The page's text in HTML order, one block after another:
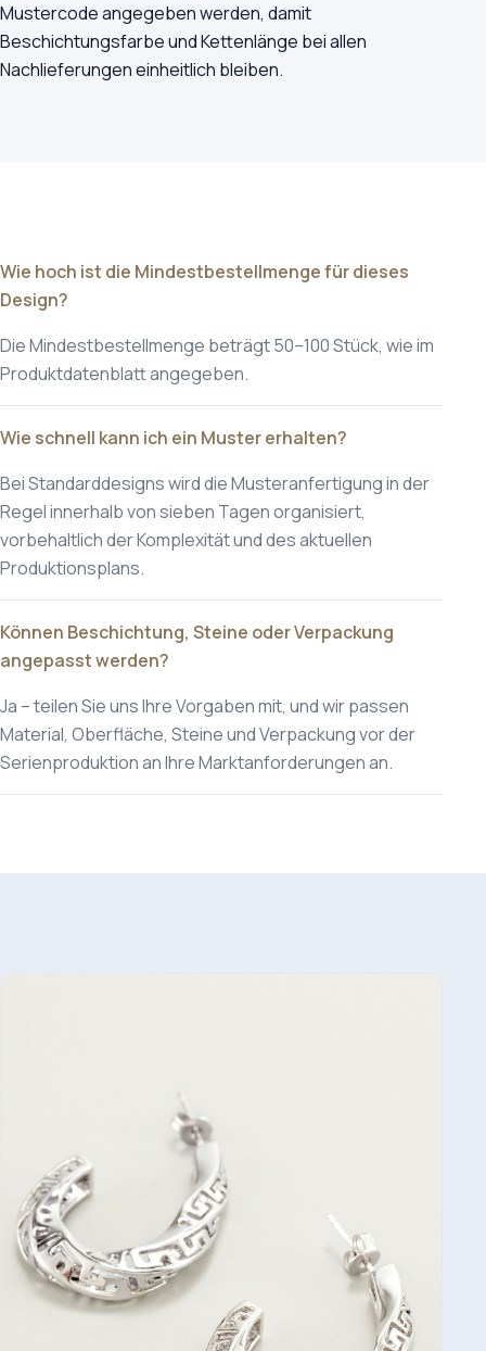
Mustercode angegeben werden, damit
Beschichtungsfarbe und Kettenlänge bei allen
Nachlieferungen einheitlich bleiben.
Wie hoch ist die Mindestbestellmenge für dieses
Design?
Die Mindestbestellmenge beträgt 50–100 Stück, wie im
Produktdatenblatt angegeben.
Wie schnell kann ich ein Muster erhalten?
Bei Standarddesigns wird die Musteranfertigung in der
Regel innerhalb von sieben Tagen organisiert,
vorbehaltlich der Komplexität und des aktuellen
Produktionsplans.
Können Beschichtung, Steine oder Verpackung
angepasst werden?
Ja – teilen Sie uns Ihre Vorgaben mit, und wir passen
Material, Oberfläche, Steine und Verpackung vor der
Serienproduktion an Ihre Marktanforderungen an.